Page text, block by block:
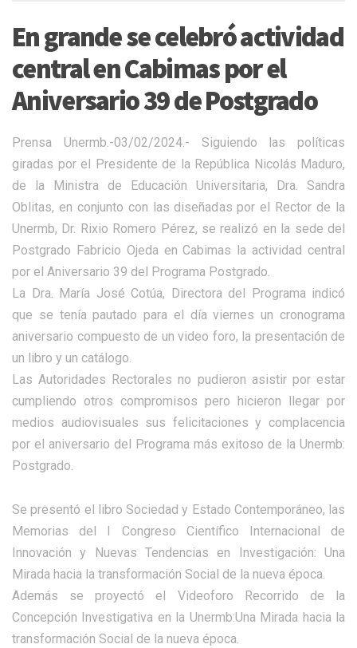
En grande se celebró actividad
central en Cabimas por el
Aniversario 39 de Postgrado
Prensa Unermb.-03/02/2024.- Siguiendo las políticas
giradas por el Presidente de la República Nicolás Maduro,
de la Ministra de Educación Universitaria, Dra. Sandra
Oblitas, en conjunto con las diseñadas por el Rector de la
Unermb, Dr. Rixio Romero Pérez, se realizó en la sede del
Postgrado Fabricio Ojeda en Cabimas la actividad central
por el Aniversario 39 del Programa Postgrado.
La Dra. María José Cotúa, Directora del Programa indicó
que se tenía pautado para el día viernes un cronograma
aniversario compuesto de un video foro, la presentación de
un libro y un catálogo.
Las Autoridades Rectorales no pudieron asistir por estar
cumpliendo otros compromisos pero hicieron llegar por
medios audiovisuales sus felicitaciones y complacencia
por el aniversario del Programa más exitoso de la Unermb:
Postgrado.
Se presentó el libro Sociedad y Estado Contemporáneo, las
Memorias del I Congreso Científico Internacional de
Innovación y Nuevas Tendencias en Investigación: Una
Mirada hacia la transformación Social de la nueva época.
Además se proyectó el Videoforo Recorrido de la
Concepción Investigativa en la Unermb:Una Mirada hacia la
transformación Social de la nueva época.